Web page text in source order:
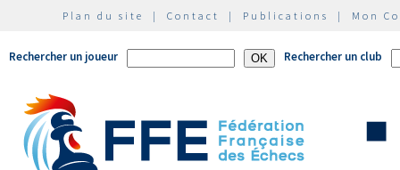
Plan du site | Contact | Publications | Mon
Rechercher un joueur Rechercher un club